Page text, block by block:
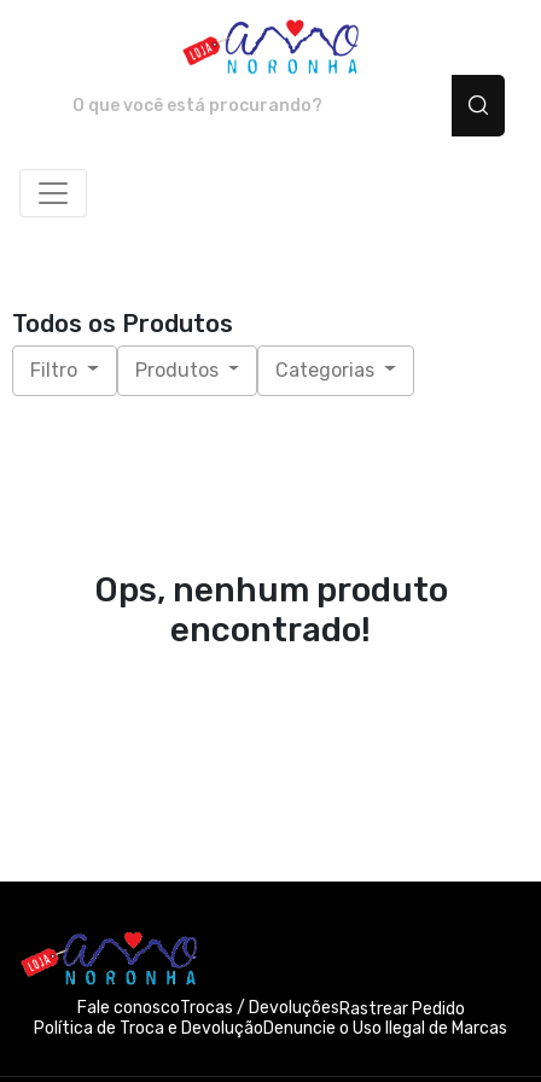
Todos os Produtos
Filtro Produtos Categorias
Ops, nenhum produto
encontrado!
Fale conoscoTrocas / DevoluçõesRastrear Pedido
Política de Troca e DevoluçãoDenuncie o Uso Ilegal de Marcas